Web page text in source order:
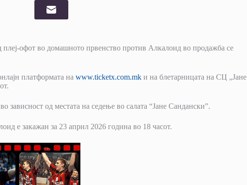
офот во домашното првенство против Алкалоид во продажба се
платформата на www.ticketx.com.mk и на блетарницата на СЦ „Јане
зависност од местата на седење во салата “Јане Сандански”.
е закажан за 23 април 2026 година во 18 часот.